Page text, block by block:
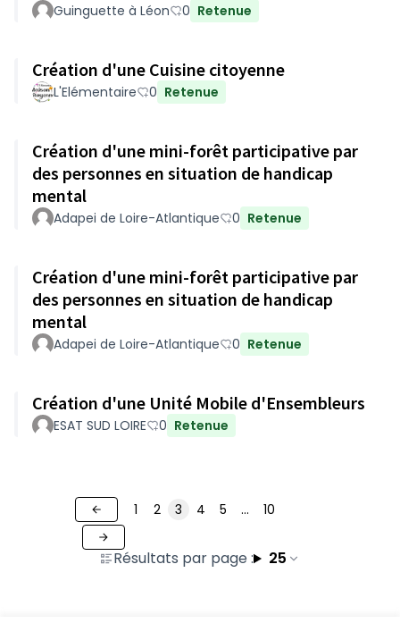
Guinguette à Léon 0 Retenue
Création d'une Cuisine citoyenne
L'Elémentaire 0 Retenue
Création d'une mini-forêt participative par
des personnes en situation de handicap
mental
Adapei de Loire-Atlantique 0 Retenue
Création d'une mini-forêt participative par
des personnes en situation de handicap
mental
Adapei de Loire-Atlantique 0 Retenue
Création d'une Unité Mobile d'Ensembleurs
ESAT SUD LOIRE 0 Retenue
Résultats par page : 25
1 2 3 4 5 … 10